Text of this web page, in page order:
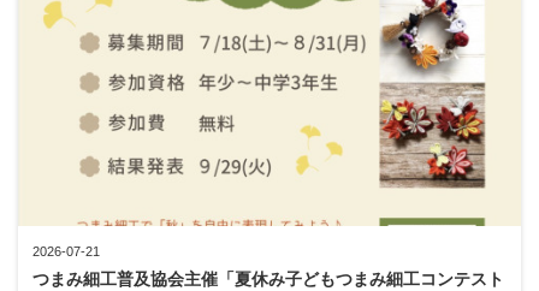
2026-07-21
つまみ細工普及協会主催「夏休み子どもつまみ細工コンテスト